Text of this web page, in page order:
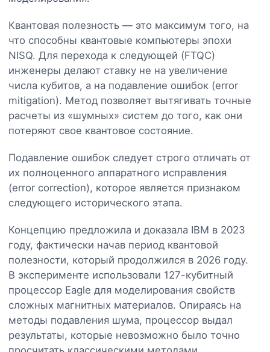
Квантовая полезность — это максимум того, на
что способны квантовые компьютеры эпохи
NISQ. Для перехода к следующей (FTQC)
инженеры делают ставку не на увеличение
числа кубитов, а на подавление ошибок (error
mitigation). Метод позволяет вытягивать точные
расчеты из «шумных» систем до того, как они
потеряют свое квантовое состояние.
Подавление ошибок следует строго отличать от
их полноценного аппаратного исправления
(error correction), которое является признаком
следующего исторического этапа.
Концепцию предложила и доказала IBM в 2023
году, фактически начав период квантовой
полезности, который продолжился в 2026 году.
В эксперименте использовали 127-кубитный
процессор Eagle для моделирования свойств
сложных магнитных материалов. Опираясь на
методы подавления шума, процессор выдал
результаты, которые невозможно было точно